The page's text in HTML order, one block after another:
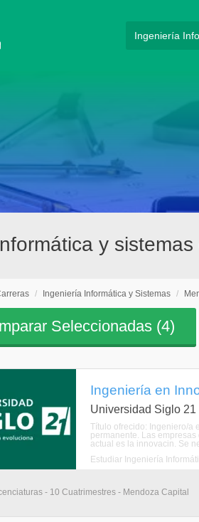
y
/ Ingeniería Informática y Sistemas /
Seleccionadas (4)
Ingeniería en
Universidad Siglo 21
Título ofrecido: Ingeniero/a
permanente. Las
actual es la innovacin. Se
Estudiar Ingeniería
- 10 Cuatrimestres - Mendoza Capital